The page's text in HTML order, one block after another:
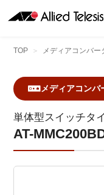
TOP メディアコンバー
単体型スイッチタ
AT-
メディアコンバ